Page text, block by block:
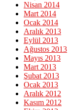
Nisan 2014
Mart 2014
Ocak 2014
Aralık 2013
Eylül 2013
Ağustos 2013
Mayıs 2013
Mart 2013
Şubat 2013
Ocak 2013
Aralık 2012
Kasım 2012